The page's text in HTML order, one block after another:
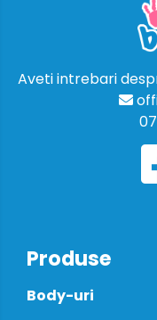
Aveti intrebari
Produse
Body-uri